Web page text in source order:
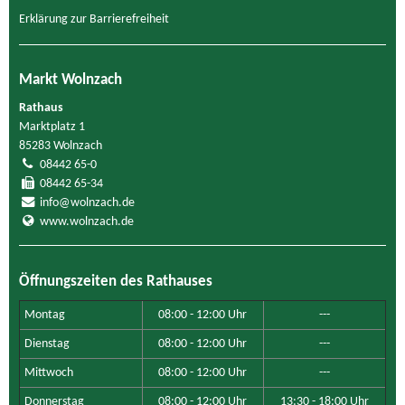
Erklärung zur Barrierefreiheit
Markt Wolnzach
Rathaus
Marktplatz 1
85283 Wolnzach
08442 65-0
08442 65-34
info@wolnzach.de
www.wolnzach.de
Öffnungszeiten des Rathauses
Montag 08:00 - 12:00 Uhr ---
Dienstag 08:00 - 12:00 Uhr ---
Mittwoch 08:00 - 12:00 Uhr ---
Donnerstag 08:00 - 12:00 Uhr 13:30 - 18:00 Uhr